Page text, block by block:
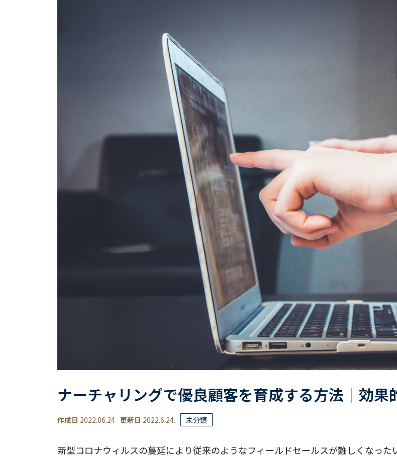
ナーチャリングで優良顧客を育成する方法｜効
作成日 2022.06.24 更新日 2022.6.24. 未分類
新型コロナウィルスの蔓延により従来のようなフィールドセールスが難しくなっ